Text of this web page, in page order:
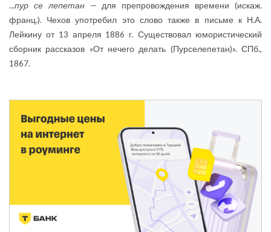
...пур се лепетан— для препровождения времени (искаж.
франц.). Чехов употребил это слово также в письме к Н.А.
Лейкину от 13 апреля 1886 г. Существовал юмористический
сборник рассказов «От нечего делать (Пурселепетан)». СПб.,
1867.